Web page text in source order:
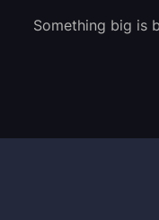
Something big is